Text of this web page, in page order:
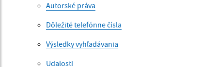
Autorské práva
Dôležité telefónne čísla
Výsledky vyhľadávania
Udalosti